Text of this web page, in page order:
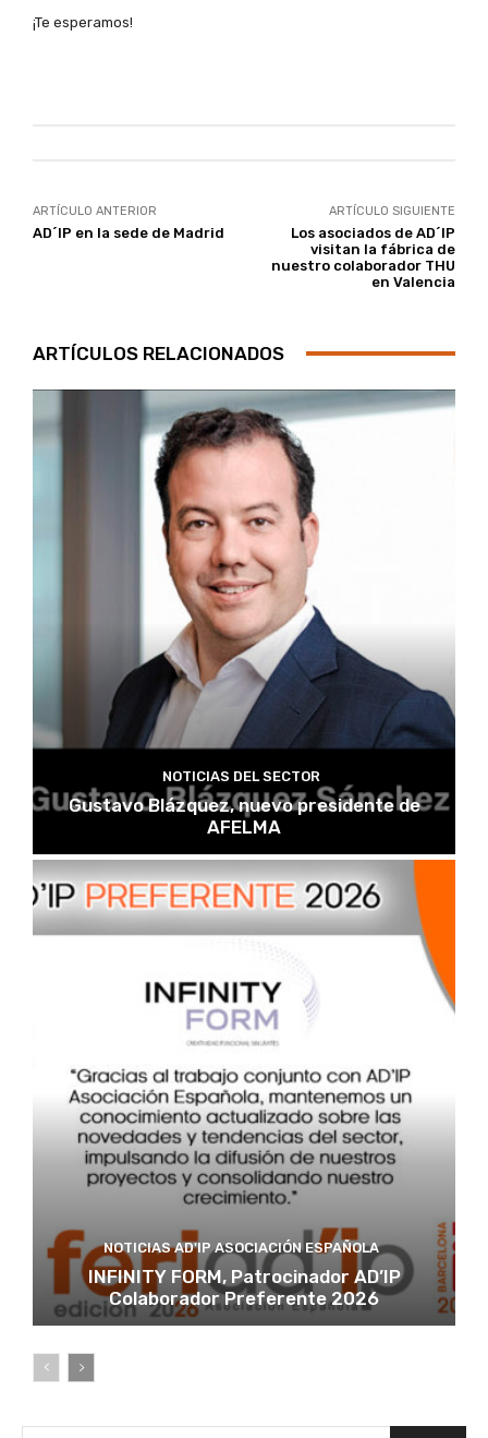
¡Te esperamos!
ARTÍCULO ANTERIOR
AD´IP en la sede de Madrid
ARTÍCULO SIGUIENTE
Los asociados de AD´IP
visitan la fábrica de
nuestro colaborador THU
en Valencia
ARTÍCULOS RELACIONADOS
NOTICIAS DEL SECTOR
Gustavo Blázquez, nuevo presidente de
AFELMA
NOTICIAS AD'IP ASOCIACIÓN ESPAÑOLA
INFINITY FORM, Patrocinador AD’IP
Colaborador Preferente 2026